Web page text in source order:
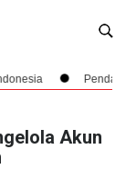
Pendaratan yang
Akun